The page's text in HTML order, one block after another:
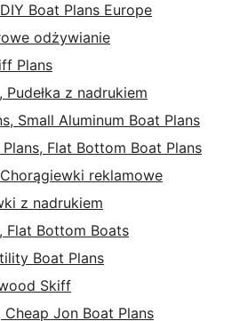
Boat Plans Europe
odżywianie
Plans
z nadrukiem
Small Aluminum Boat Plans
Flat Bottom Boat Plans
reklamowe
z nadrukiem
Flat Bottom Boats
Boat Plans
Skiff
Cheap Jon Boat Plans